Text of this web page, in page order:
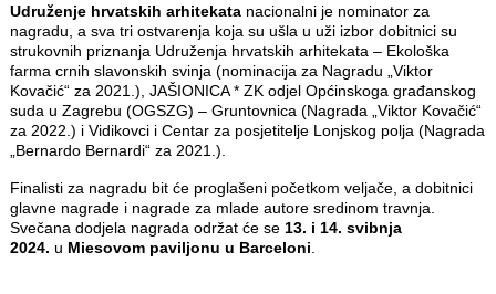
Udruženje hrvatskih arhitekatanacionalni je nominator za
nagradu, a sva tri ostvarenja koja su ušla u uži izbor dobitnici su
strukovnih priznanja Udruženja hrvatskih arhitekata – Ekološka
farma crnih slavonskih svinja (nominacija za Nagradu „Viktor
Kovačić“ za 2021.), JAŠIONICA * ZK odjel Općinskoga građanskog
suda u Zagrebu (OGSZG) – Gruntovnica (Nagrada „Viktor Kovačić“
za 2022.) i Vidikovci i Centar za posjetitelje Lonjskog polja (Nagrada
„Bernardo Bernardi“ za 2021.).
Finalisti za nagradu bit će proglašeni početkom veljače, a dobitnici
glavne nagrade i nagrade za mlade autore sredinom travnja.
Svečana dodjela nagrada održat će se 13. i 14. svibnja
2024. u Miesovom paviljonu u Barceloni